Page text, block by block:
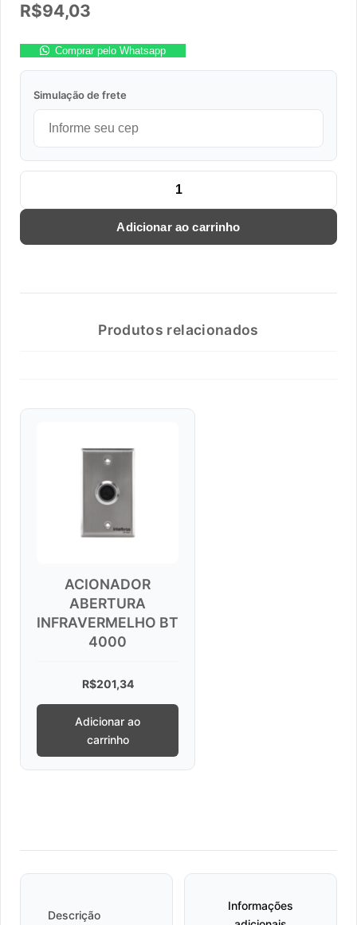
R$94,03
Comprar pelo Whatsapp
Simulação de frete
BOTAO DE SAIDA INOX C/ CAIXA DE SOBREPOR BT 3000 IN
Adicionar ao carrinho
Produtos relacionados
ACIONADOR
ABERTURA
INFRAVERMELHO BT
4000
R$201,34
Adicionar ao
carrinho
Descrição
Informações